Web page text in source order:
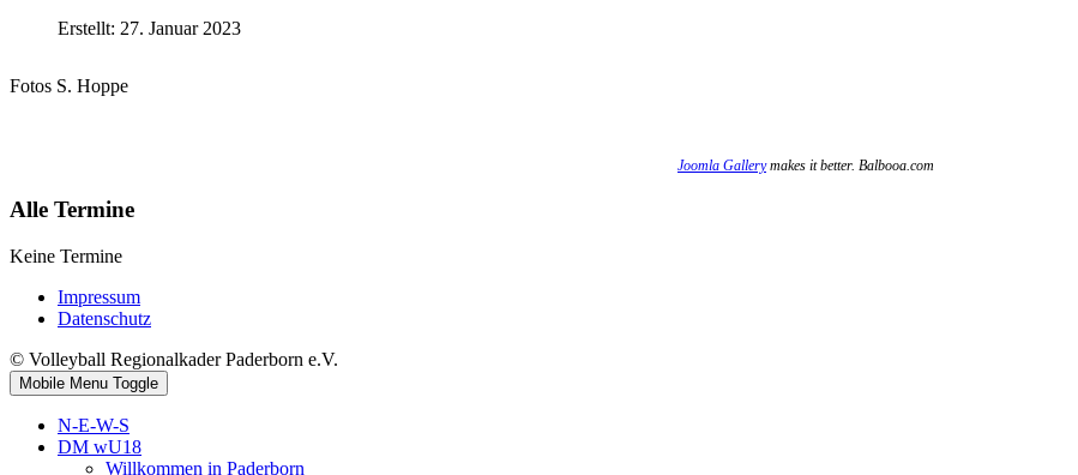
Erstellt: 27. Januar 2023
Fotos S. Hoppe
Joomla Gallerymakes it better. Balbooa.com
Alle Termine
Keine Termine
Impressum
Datenschutz
© Volleyball Regionalkader Paderborn e.V.
Mobile Menu Toggle
N-E-W-S
DM wU18
Willkommen in Paderborn